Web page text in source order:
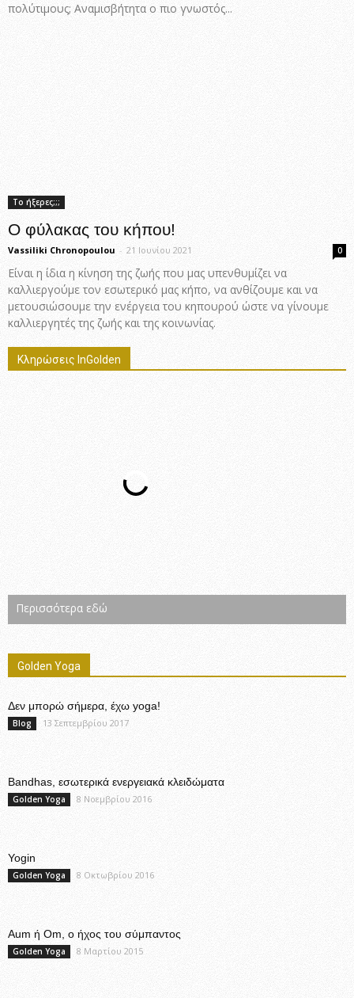
πολύτιμους; Αναμισβήτητα ο πιο γνωστός...
Το ήξερες;;;
Ο φύλακας του κήπου!
Vassiliki Chronopoulou - 21 Ιουνίου 2021 0
Είναι η ίδια η κίνηση της ζωής που μας υπενθυμίζει να
καλλιεργούμε τον εσωτερικό μας κήπο, να ανθίζουμε και να
μετουσιώσουμε την ενέργεια του κηπουρού ώστε να γίνουμε
καλλιεργητές της ζωής και της κοινωνίας.
Κληρώσεις InGolden
Περισσότερα εδώ
Golden Yoga
Δεν μπορώ σήμερα, έχω yoga!
Blog 13 Σεπτεμβρίου 2017
Bandhas, εσωτερικά ενεργειακά κλειδώματα
Golden Yoga 8 Νοεμβρίου 2016
Yogin
Golden Yoga 8 Οκτωβρίου 2016
Aum ή Om, ο ήχος του σύμπαντος
Golden Yoga 8 Μαρτίου 2015